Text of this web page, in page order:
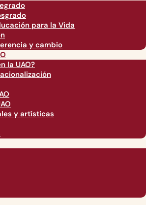
para la Vida
y cambio
la UAO?
y artísticas